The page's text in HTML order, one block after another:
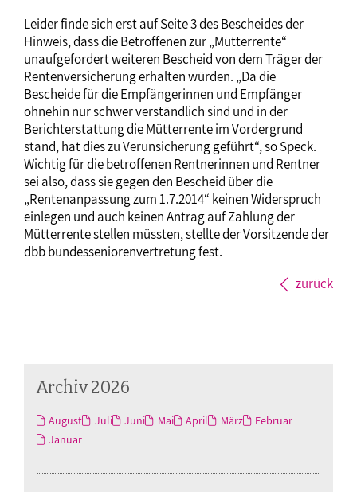
Leider finde sich erst auf Seite 3 des Bescheides der
Hinweis, dass die Betroffenen zur „Mütterrente“
unaufgefordert weiteren Bescheid von dem Träger der
Rentenversicherung erhalten würden. „Da die
Bescheide für die Empfängerinnen und Empfänger
ohnehin nur schwer verständlich sind und in der
Berichterstattung die Mütterrente im Vordergrund
stand, hat dies zu Verunsicherung geführt“, so Speck.
Wichtig für die betroffenen Rentnerinnen und Rentner
sei also, dass sie gegen den Bescheid über die
„Rentenanpassung zum 1.7.2014“ keinen Widerspruch
einlegen und auch keinen Antrag auf Zahlung der
Mütterrente stellen müssten, stellte der Vorsitzende der
dbb bundesseniorenvertretung fest.
zurück
Archiv 2026
August Juli Juni Mai April März
Februar
Januar